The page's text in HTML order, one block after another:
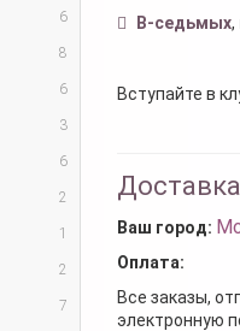
6
8
6
3
6
2
1
2
7
В-седьмых,
Вступайте в
Ваш город:
Оплата:
Все заказы,
электронную